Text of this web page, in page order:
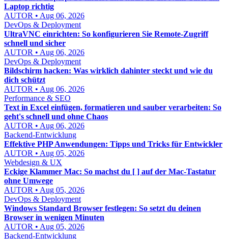
Laptop richtig
AUTOR • Aug 06, 2026
DevOps & Deployment
UltraVNC einrichten: So konfigurieren Sie Remote-Zugriff
schnell und sicher
AUTOR • Aug 06, 2026
DevOps & Deployment
Bildschirm hacken: Was wirklich dahinter steckt und wie du
dich schützt
AUTOR • Aug 06, 2026
Performance & SEO
Text in Excel einfügen, formatieren und sauber verarbeiten: So
geht's schnell und ohne Chaos
AUTOR • Aug 06, 2026
Backend-Entwicklung
Effektive PHP Anwendungen: Tipps und Tricks für Entwickler
AUTOR • Aug 05, 2026
Webdesign & UX
Eckige Klammer Mac: So machst du [ ] auf der Mac-Tastatur
ohne Umwege
AUTOR • Aug 05, 2026
DevOps & Deployment
Windows Standard Browser festlegen: So setzt du deinen
Browser in wenigen Minuten
AUTOR • Aug 05, 2026
Backend-Entwicklung